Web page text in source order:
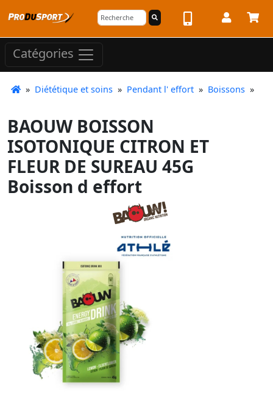
Catégories
» Diététique et soins » Pendant l' effort » Boissons »
BAOUW BOISSON
ISOTONIQUE CITRON ET
FLEUR DE SUREAU 45G
Boisson d effort